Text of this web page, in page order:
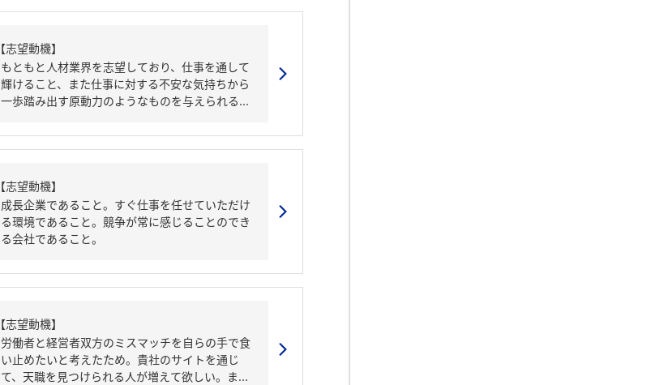
【志望動機】
もともと人材業界を志望しており、仕事を通して
輝けること、また仕事に対する不安な気持ちから
一歩踏み出す原動力のようなものを与えられる...
【志望動機】
成長企業であること。すぐ仕事を任せていただけ
る環境であること。競争が常に感じることのでき
る会社であること。
【志望動機】
労働者と経営者双方のミスマッチを自らの手で食
い止めたいと考えたため。貴社のサイトを通じ
て、天職を見つけられる人が増えて欲しい。ま...